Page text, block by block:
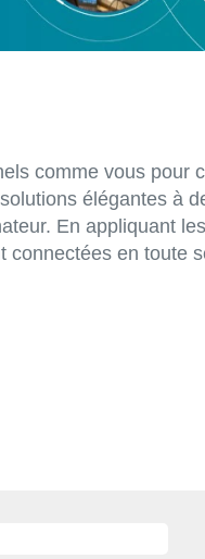
comme vous pour
élégantes à
En appliquant
en toute